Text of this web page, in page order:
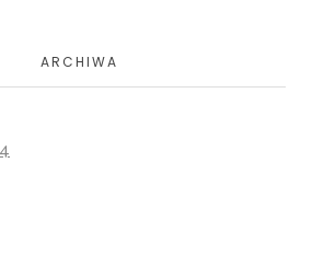
ARCHIWA